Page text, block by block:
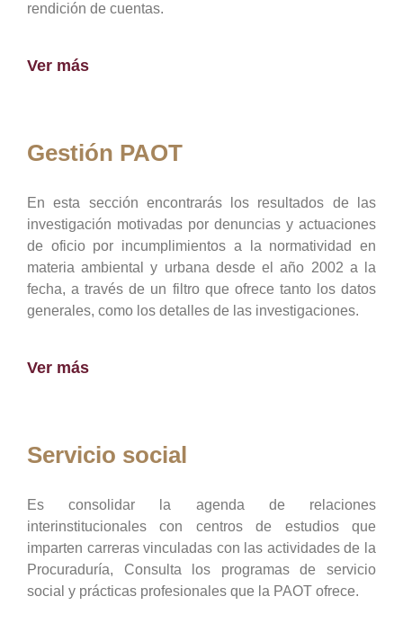
rendición de cuentas.
Ver más
Gestión PAOT
En esta sección encontrarás los resultados de las
investigación motivadas por denuncias y actuaciones
de oficio por incumplimientos a la normatividad en
materia ambiental y urbana desde el año 2002 a la
fecha, a través de un filtro que ofrece tanto los datos
generales, como los detalles de las investigaciones.
Ver más
Servicio social
Es consolidar la agenda de relaciones
interinstitucionales con centros de estudios que
imparten carreras vinculadas con las actividades de la
Procuraduría, Consulta los programas de servicio
social y prácticas profesionales que la PAOT ofrece.